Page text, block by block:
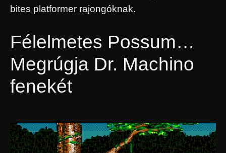
bites platformer rajongóknak.
Félelmetes Possum…
Megrúgja Dr. Machino
fenekét